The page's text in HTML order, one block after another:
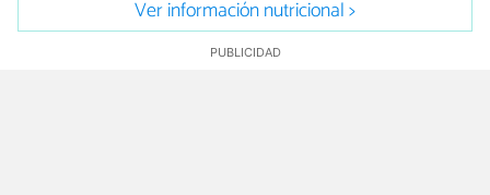
Ver información nutricional >